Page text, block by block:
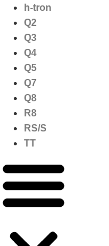
h-tron
Q2
Q3
Q4
Q5
Q7
Q8
R8
RS/S
TT